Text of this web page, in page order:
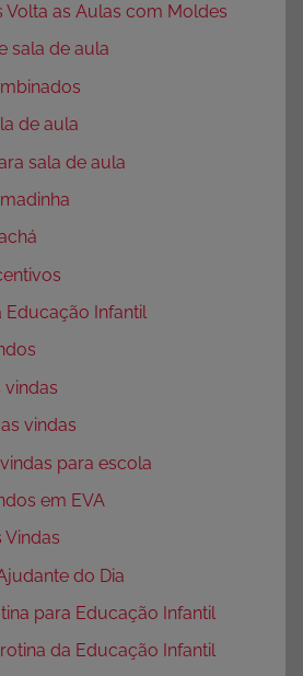
Volta as Aulas com Moldes
sala de aula
de aula
sala de aula
Educação Infantil
vindas
vindas
para escola
em EVA
Vindas
do Dia
para Educação Infantil
da Educação Infantil